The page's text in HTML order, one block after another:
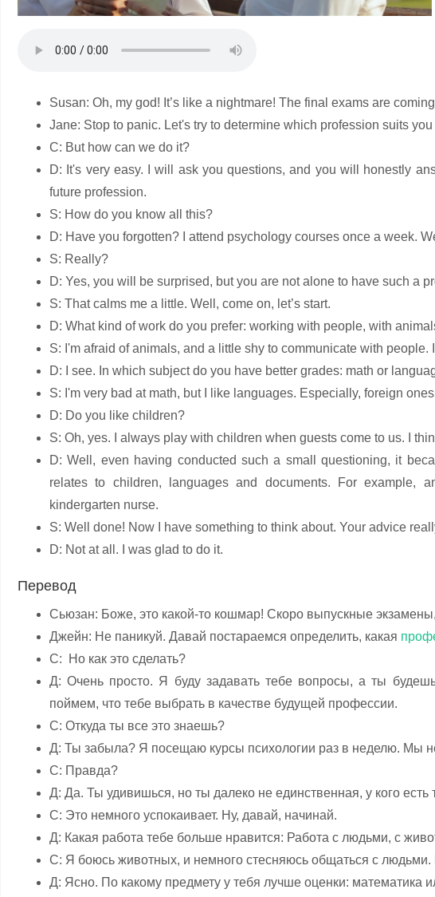
Susan: Oh, my god! It’s like a nightmare! The final exams are
Jane: Stop to panic. Let's try to determine which profession suits you
C: But how can we do it?
D: It's very easy. I will ask you questions, and you will honestly
future profession.
S: How do you know all this?
D: Have you forgotten? I attend psychology courses once a week.
S: Really?
D: Yes, you will be surprised, but you are not alone to have such a
S: That calms me a little. Well, come on, let’s start.
D: What kind of work do you prefer: working with people, with
S: I'm afraid of animals, and a little shy to communicate with people.
D: I see. In which subject do you have better grades: math or
S: I'm very bad at math, but I like languages. Especially, foreign
D: Do you like children?
S: Oh, yes. I always play with children when guests come to us. I
D: Well, even having conducted such a small questioning, it
relates to children, languages ​​and documents. For example,
kindergarten nurse.
S: Well done! Now I have something to think about. Your advice
D: Not at all. I was glad to do it.
Перевод
Сьюзан: Боже, это какой-то кошмар! Скоро выпускные
Джейн: Не паникуй. Давай постараемся определить, какая
С: Но как это сделать?
Д: Очень просто. Я буду задавать тебе вопросы, а ты
поймем, что тебе выбрать в качестве будущей профессии.
С: Откуда ты все это знаешь?
Д: Ты забыла? Я посещаю курсы психологии раз в неделю. Мы
С: Правда?
Д: Да. Ты удивишься, но ты далеко не единственная, у кого есть
С: Это немного успокаивает. Ну, давай, начинай.
Д: Какая работа тебе больше нравится: Работа с людьми, с
С: Я боюсь животных, и немного стесняюсь общаться с
Д: Ясно. По какому предмету у тебя лучше оценки: математика